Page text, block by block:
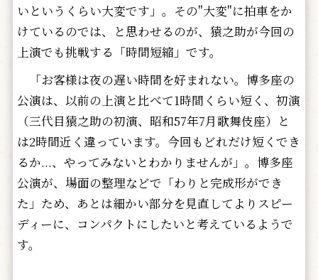
いというくらい大変です」。その"大変"に拍車をか
けているのでは、と思わせるのが、猿之助が今回の
上演でも挑戦する「時間短縮」です。
「お客様は夜の遅い時間を好まれない。博多座の
公演は、以前の上演と比べて1時間くらい短く、初演
（三代目猿之助の初演、昭和57年7月歌舞伎座）と
は2時間近く違っています。今回もどれだけ短くでき
るか...、やってみないとわかりませんが」。博多座
公演が、場面の整理などで「わりと完成形ができ
た」ため、あとは細かい部分を見直してよりスピー
ディーに、コンパクトにしたいと考えているようで
す。